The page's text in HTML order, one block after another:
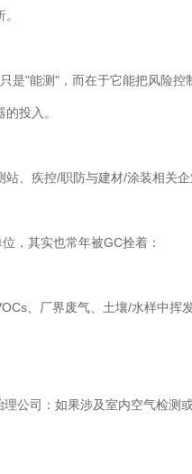
"能测"，而在于它能把风险
投入。
、疾控/职防与建材/涂装相关企
其实也常年被GC拴着：
、厂界废气、土壤/水样中挥
司：如果涉及室内空气检测